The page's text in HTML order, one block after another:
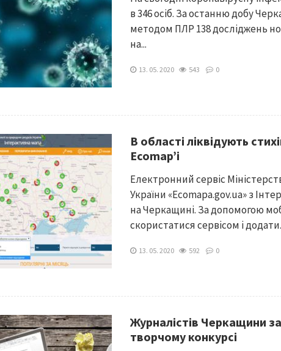
в 346 осіб. За останню добу
методом ПЛР 138 досліджень
на...
13. 05. 2020 543 0
В області ліквідують
Ecomap’і
Електронний сервіс
України «Ecomapa.gov.ua» з
на Черкащині. За допомогою
скористатися сервісом і
13. 05. 2020 592 0
Журналістів Черкащини
творчому конкурсі